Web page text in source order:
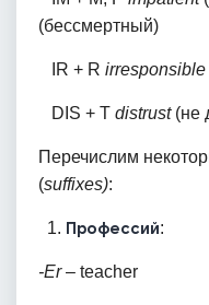
(бессмертный)
IR + R irresponsible
DIS + T distrust(не
Перечислим
(suffixes):
1. Профессий:
-Er– teacher